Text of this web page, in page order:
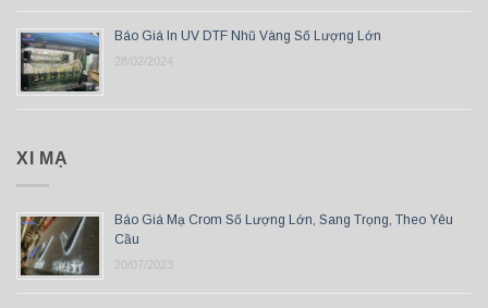
Báo Giá In UV DTF Nhũ Vàng Số Lượng Lớn
28/02/2024
XI MẠ
Báo Giá Mạ Crom Số Lượng Lớn, Sang Trọng, Theo Yêu
Cầu
20/07/2023